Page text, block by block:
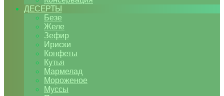
ДЕСЕРТЫ
Безе
Желе
Зефир
Ириски
Конфеты
Кутья
Мармелад
Мороженое
Муссы